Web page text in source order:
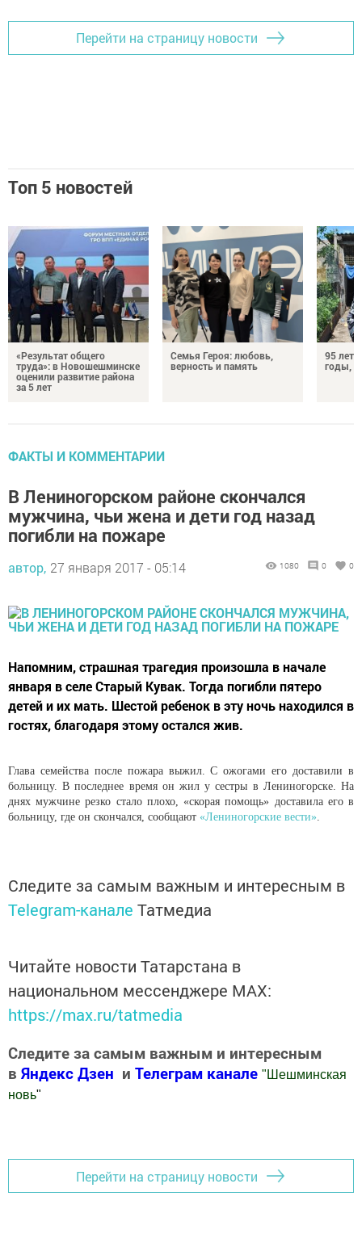
Перейти на страницу новости
Топ 5 новостей
«Результат общего
труда»: в Новошешминске
оценили развитие района
за 5 лет
Семья Героя: любовь,
верность и память
95 лет
годы,
ФАКТЫ И КОММЕНТАРИИ
В Лениногорском районе скончался
мужчина, чьи жена и дети год назад
погибли на пожаре
автор, 27 января 2017 - 05:14 1080 0 0
Напомним, страшная трагедия произошла в начале
января в селе Старый Кувак. Тогда погибли пятеро
детей и их мать. Шестой ребенок в эту ночь находился в
гостях, благодаря этому остался жив.
Глава семейства после пожара выжил. С ожогами его доставили в
больницу. В последнее время он жил у сестры в Лениногорске. На
днях мужчине резко стало плохо, «скорая помощь» доставила его в
больницу, где он скончался, сообщают «Лениногорские вести»
Следите за самым важным и интересным в
Telegram-канале Татмедиа
Читайте новости Татарстана в
национальном мессенджере MАХ:
https://max.ru/tatmedia
Следите за самым важным и интересным
в Яндекс Дзен и Телеграм канале " Шешминская
новь"
Перейти на страницу новости